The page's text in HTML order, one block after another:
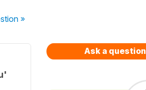
»
Ask a question